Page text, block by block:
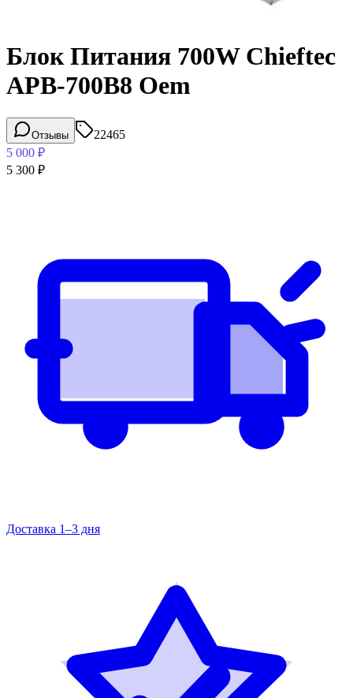
Блок Питания 700W Chieftec
APB-700B8 Oem
Отзывы
22465
5 000 ₽
5 300 ₽
Доставка 1–3 дня